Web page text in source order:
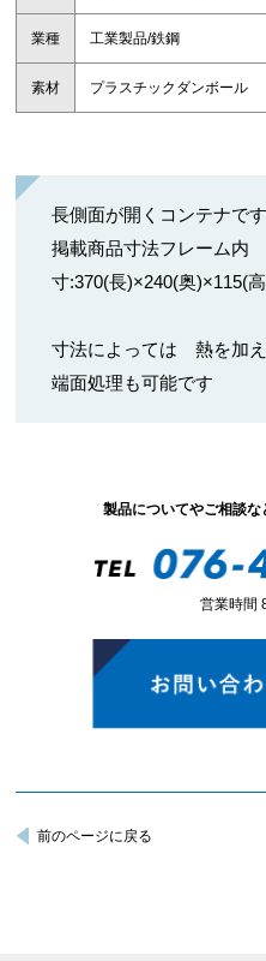
業種
工業製品/鉄鋼
素材
プラスチックダンボール
長側面が開くコンテナです
掲載商品寸法フレーム内
寸:370(長)×240(奥)×115(
寸法によっては 熱を加
端面処理も可能です
製品についてやご相談
営業時間
前のページに戻る